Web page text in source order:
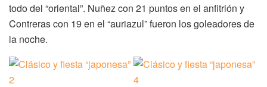
todo del “oriental”. Nuñez con 21 puntos en el anfitrión y
Contreras con 19 en el “auriazul” fueron los goleadores de
la noche.